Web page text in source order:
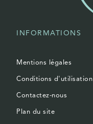
INFORMATIONS
Mentions légales
Conditions d'utilisation
Contactez-nous
Plan du site